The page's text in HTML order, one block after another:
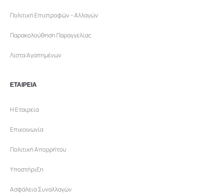
Πολιτική Επιστροφών – Αλλαγών
Παρακολούθηση Παραγγελίας
Λίστα Αγαπημένων
ΕΤΑΙΡΕΙΑ
Η Εταιρεία
Επικοινωνία
Πολιτική Απορρήτου
Υποστήριξη
Ασφάλεια Συναλλαγών